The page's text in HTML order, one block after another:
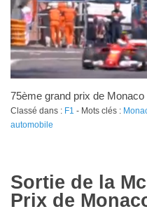
75ème grand prix de Monaco
Classé dans : F1 - Mots clés :
automobile
Sortie de la
Prix de